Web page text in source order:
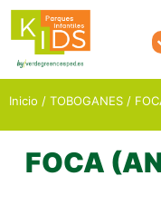
Inicio / TOBOGANES /
FOCA